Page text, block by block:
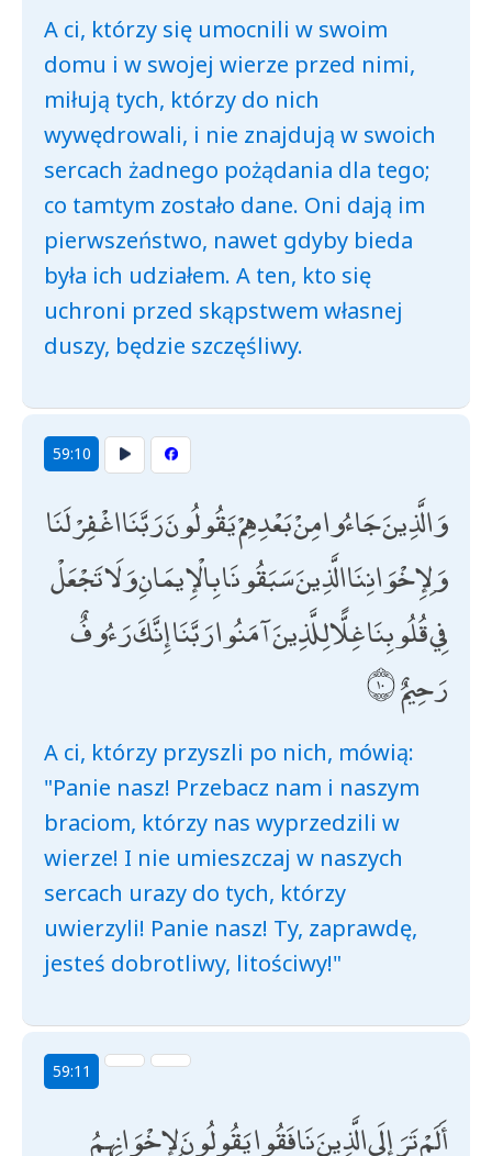
A ci, którzy się umocnili w swoim
domu i w swojej wierze przed nimi,
miłują tych, którzy do nich
wywędrowali, i nie znajdują w swoich
sercach żadnego pożądania dla tego;
co tamtym zostało dane. Oni dają im
pierwszeństwo, nawet gdyby bieda
była ich udziałem. A ten, kto się
uchroni przed skąpstwem własnej
duszy, będzie szczęśliwy.
59:10
وَالَّذِينَ جَاءُوا مِنْ بَعْدِهِمْ يَقُولُونَ رَبَّنَا اغْفِرْ لَنَا
وَلِإِخْوَانِنَا الَّذِينَ سَبَقُونَا بِالْإِيمَانِ وَلَا تَجْعَلْ
فِي قُلُوبِنَا غِلًّا لِلَّذِينَ آمَنُوا رَبَّنَا إِنَّكَ رَءُوفٌ
رَحِيمٌ
A ci, którzy przyszli po nich, mówią:
"Panie nasz! Przebacz nam i naszym
braciom, którzy nas wyprzedzili w
wierze! I nie umieszczaj w naszych
sercach urazy do tych, którzy
uwierzyli! Panie nasz! Ty, zaprawdę,
jesteś dobrotliwy, litościwy!"
59:11
أَلَمْ تَرَ إِلَى الَّذِينَ نَافَقُوا يَقُولُونَ لِإِخْوَانِهِمُ